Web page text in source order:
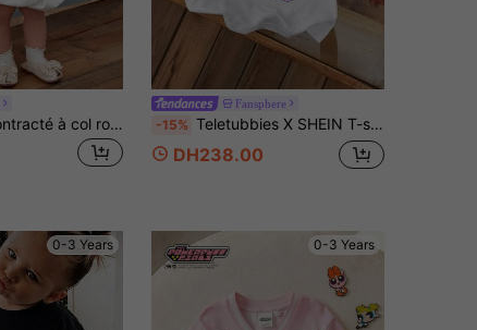
DAZY Top décontracté à col rond pour bébé fille avec broderie de dessin animé, vêtements d'été et de printemps pour tout-petites filles
Fansphere
-15% Teletubbies X SHEIN T-shirt blanc à manches courtes avec imprimé de lettres de dessin animé mignon, pour fille, décontracté, pour tous les jours, pour les trajets
DH238.00
0-3 Years 0-3 Years